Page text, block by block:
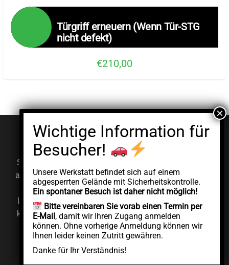
Türgriff erneuern (Wenn Tür-STG
nicht defekt)
€210,00
© EV Clinic 2026
Impressum Datenschutzerklärung
Serviceleistungen, Diagnosen und Reparaturen werden
ausschließlich von der autorisierten juristischen Person
AddCycle GMBH durchgeführt, die unabhängig unter
Lizenz der Marke EV Clinic agiert. EV Clinic übernimmt
keine Verantwortung für die Ausführung, das Ergebnis,
die Preisgestaltung, die Gewährleistung oder etwaige
Schäden im Zusammenhang mit der erbrachten
Dienstleistung.
Unsere Werkstatt befindet sich auf einem
abgesperrten Gelände mit Sicherheitskontrolle.
Ein spontaner Besuch ist daher nicht möglich!
Bitte vereinbaren Sie vorab einen Termin per
E-Mail, damit wir Ihren Zugang anmelden
können. Ohne vorherige Anmeldung können wir
Ihnen leider keinen Zutritt gewähren.
Danke für Ihr Verständnis!